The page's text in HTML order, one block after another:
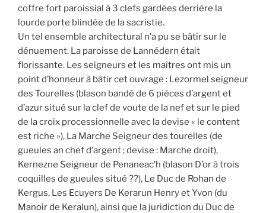
coffre fort paroissial à 3 clefs gardées derrière la
lourde porte blindée de la sacristie.
Un tel ensemble architectural n’a pu se bâtir sur le
dénuement. La paroisse de Lannédern était
florissante. Les seigneurs et les maîtres ont mis un
point d’honneur à bâtir cet ouvrage : Lezormel seigneur
des Tourelles (blason bandé de 6 pièces d’argent et
d’azur situé sur la clef de voute de la nef et sur le pied
de la croix processionnelle avec la devise « le content
est riche »), La Marche Seigneur des tourelles (de
gueules an chef d’argent ; devise : Marche droit),
Kernezne Seigneur de Penaneac’h (blason D’or à trois
coquilles de gueules situé ??), Le Duc de Rohan de
Kergus, Les Ecuyers De Kerarun Henry et Yvon (du
Manoir de Keralun), ainsi que la juridiction du Duc de